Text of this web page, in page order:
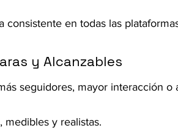
consistente en todas las
y Alcanzables
seguidores, mayor interacción o
medibles y realistas.